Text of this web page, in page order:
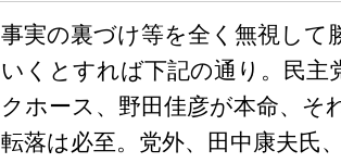
事実の裏づけ等を全く無視して
いくとすれば下記の通り。民主
クホース、野田佳彦が本命、そ
転落は必至。党外、田中康夫氏